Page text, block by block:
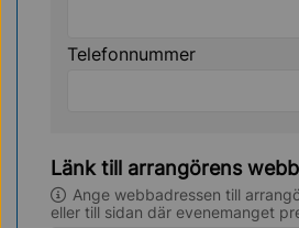
Telefonnummer
Länk till arrangörens
Ange webbadressen till
eller till sidan där evenemanget